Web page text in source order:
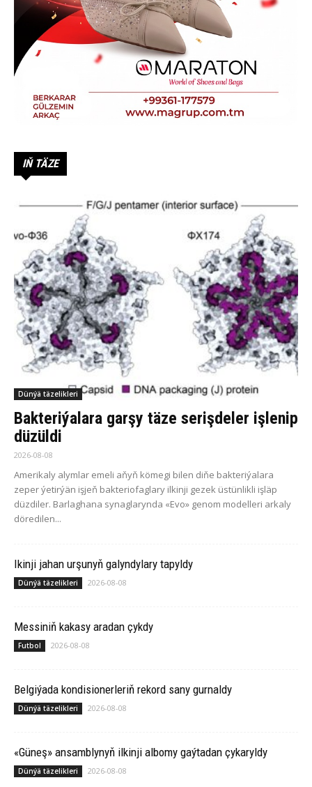
IŇ TÄZE
Dünýä täzelikleri
Bakteriýalara garşy täze serişdeler işlenip
düzüldi
2026-08-08
Amerikaly alymlar emeli aňyň kömegi bilen diňe bakteriýalara
zeper ýetirýän işjeň bakteriofaglary ilkinji gezek üstünlikli işläp
düzdiler. Barlaghana synaglarynda «Evo» genom modelleri arkaly
döredilen...
Ikinji jahan urşunyň galyndylary tapyldy
Dünýä täzelikleri 2026-08-08
Messiniň kakasy aradan çykdy
Futbol 2026-08-08
Belgiýada kondisionerleriň rekord sany gurnaldy
Dünýä täzelikleri 2026-08-08
«Güneş» ansamblynyň ilkinji albomy gaýtadan çykaryldy
Dünýä täzelikleri 2026-08-08